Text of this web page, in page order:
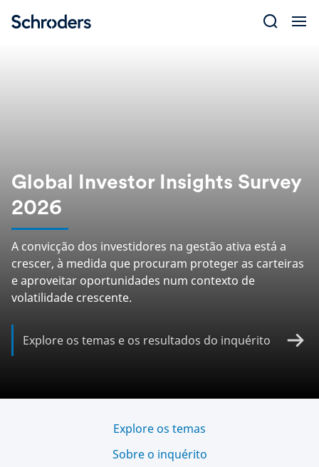
Global Investor Insights Survey
2026
A convicção dos investidores na gestão ativa está a
crescer, à medida que procuram proteger as carteiras
e aproveitar oportunidades num contexto de
volatilidade crescente.
Explore os temas e os resultados do inquérito
Explore os temas
Sobre o inquérito